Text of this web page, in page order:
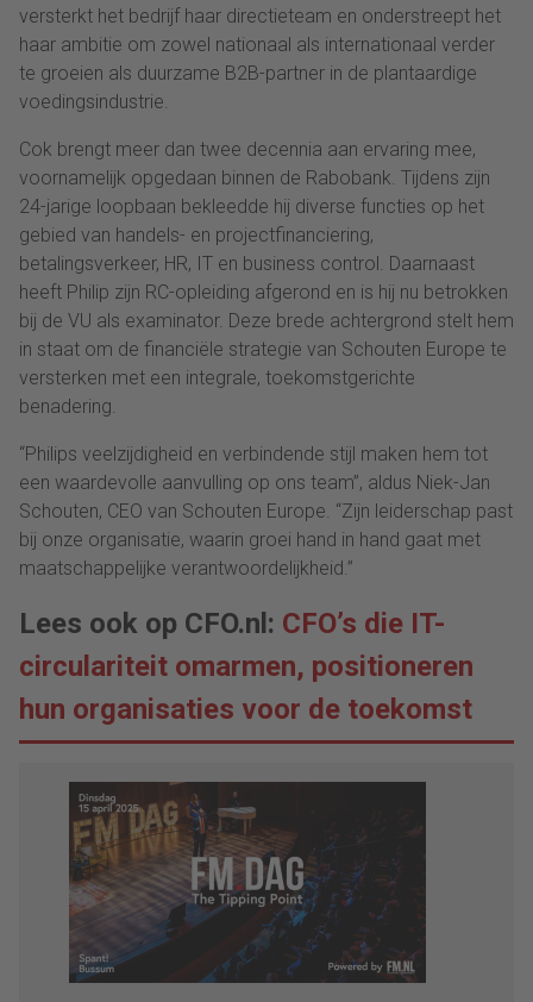
versterkt het bedrijf haar directieteam en onderstreept het
haar ambitie om zowel nationaal als internationaal verder
te groeien als duurzame B2B-partner in de plantaardige
voedingsindustrie.
Cok brengt meer dan twee decennia aan ervaring mee,
voornamelijk opgedaan binnen de Rabobank. Tijdens zijn
24-jarige loopbaan bekleedde hij diverse functies op het
gebied van handels- en projectfinanciering,
betalingsverkeer, HR, IT en business control. Daarnaast
heeft Philip zijn RC-opleiding afgerond en is hij nu betrokken
bij de VU als examinator. Deze brede achtergrond stelt hem
in staat om de financiële strategie van Schouten Europe te
versterken met een integrale, toekomstgerichte
benadering.
“Philips veelzijdigheid en verbindende stijl maken hem tot
een waardevolle aanvulling op ons team”, aldus Niek-Jan
Schouten, CEO van Schouten Europe. “Zijn leiderschap past
bij onze organisatie, waarin groei hand in hand gaat met
maatschappelijke verantwoordelijkheid.”
Lees ook op CFO.nl: CFO’s die IT-
circulariteit omarmen, positioneren
hun organisaties voor de toekomst